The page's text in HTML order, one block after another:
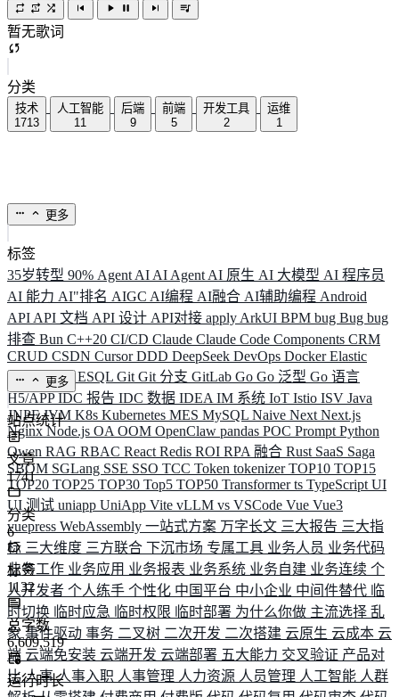
暂无歌词
分类
技术
1713
人工智能
11
后端
9
前端
5
开发工具
2
运维
1
更多
标签
35岁转型 90% Agent AI AI Agent AI 原生 AI 大模型 AI 程序员
AI 能力 AI"排名 AIGC AI编程 AI融合 AI辅助编程 Android
API API 文档 API 设计 API对接 apply ArkUI BPM bug Bug bug
排查 Bun C++20 CI/CD Claude Claude Code Components CRM
CRUD CSDN CursorDDD DeepSeek DevOps DockerElastic
ELK ElysiaESQL Git Git 分支 GitLab Go Go 泛型 Go 语言
H5/APPIDC 报告 IDC 数据 IDEA IM 系统 IoT Istio ISV Java
JNPFJVM K8s Kubernetes MES MySQL Naive Next Next.js
NginxNode.js OA OOM OpenClaw pandas POC Prompt Python
Qwen RAG RBAC React Redis ROI RPA 融合 Rust SaaS Saga
SBOM SGLang SSE SSO TCC Token tokenizerTOP10 TOP15
TOP20 TOP25 TOP30 Top5 TOP50 Transformerts TypeScript UI
UI 测试 uniapp UniApp Vite vLLM vs VSCode Vue Vue3
vuepress WebAssembly 一站式方案 万字长文 三大报告 三大指
标 三大维度 三方联合 下沉市场 专属工具 业务人员 业务代码
业务工作 业务应用 业务报表 业务系统 业务自建 业务连续 个
人开发者 个人练手 个性化 中国平台 中小企业 中间件替代 临
时切换 临时应急 临时权限 临时部署 为什么你做 主流选择 乱
象 事件驱动 事务 二叉树 二次开发 二次搭建 云原生 云成本 云
端 云端免安装 云端开发 云端部署 五大能力 交叉验证 产品对
比人事人事入职 人事管理 人力资源 人员管理 人工智能 人群
更多
站点统计
文章
1741
分类
6
标签
1132
总字数
6,609,519
运行时长